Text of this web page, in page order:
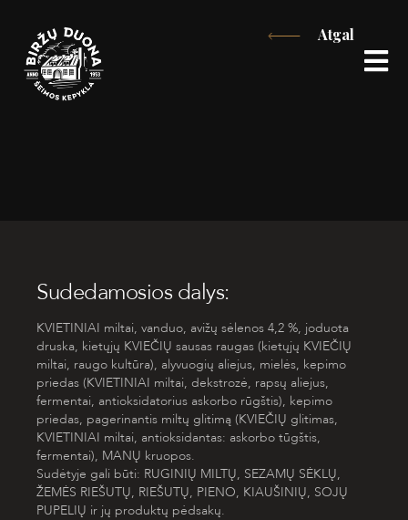
prie
turinio
Atgal
Sudedamosios dalys:
KVIETINIAI miltai, vanduo, avižų sėlenos 4,2 %, joduota
druska, kietųjų KVIEČIŲ sausas raugas (kietųjų KVIEČIŲ
miltai, raugo kultūra), alyvuogių aliejus, mielės, kepimo
priedas (KVIETINIAI miltai, dekstrozė, rapsų aliejus,
fermentai, antioksidatorius askorbo rūgštis), kepimo
priedas, pagerinantis miltų glitimą (KVIEČIŲ glitimas,
KVIETINIAI miltai, antioksidantas: askorbo tūgštis,
fermentai), MANŲ kruopos.
Sudėtyje gali būti: RUGINIŲ MILTŲ, SEZAMŲ SĖKLŲ,
ŽEMĖS RIEŠUTŲ, RIEŠUTŲ, PIENO, KIAUŠINIŲ, SOJŲ
PUPELIŲ ir jų produktų pėdsakų.